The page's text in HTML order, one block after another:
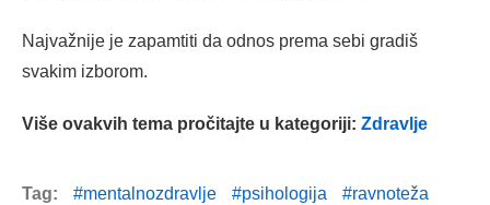
Najvažnije je zapamtiti da odnos prema sebi gradiš
svakim izborom.
Više ovakvih tema pročitajte u kategoriji: Zdravlje
Tag: mentalnozdravlje psihologija
ravnoteža